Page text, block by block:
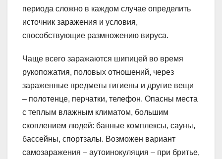
периода сложно в каждом случае определить
источник заражения и условия,
способствующие размножению вируса.
Чаще всего заражаются шипицей во время
рукопожатия, половых отношений, через
зараженные предметы гигиены и другие вещи
– полотенце, перчатки, телефон. Опасны места
с теплым влажным климатом, большим
скоплением людей: банные комплексы, сауны,
бассейны, спортзалы. Возможен вариант
самозаражения – аутоинокуляция – при бритье,